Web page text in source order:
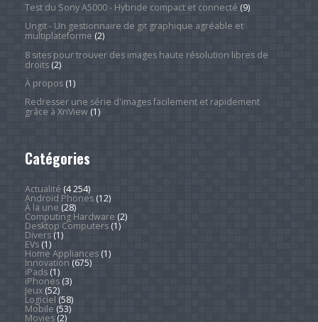
Test du Sony A5000 - Hybride compact et connecté (9)
Ungit - Un gestionnaire de git graphique agréable et
multiplateforme (2)
8 sites pour trouver des images haute résolution libres de
droits(2)
À propos(1)
Redresser une série d'images facilement et rapidement
grâce à XnView(1)
Catégories
Actualité (4 254)
Android Phones(12)
À la une (28)
Computing Hardware (2)
Desktop Computers(1)
Divers(1)
EVs(1)
Home Appliances(1)
Innovation (675)
iPads(1)
iPhones(3)
Jeux(52)
Logiciel (58)
Mobile (53)
Movies(2)